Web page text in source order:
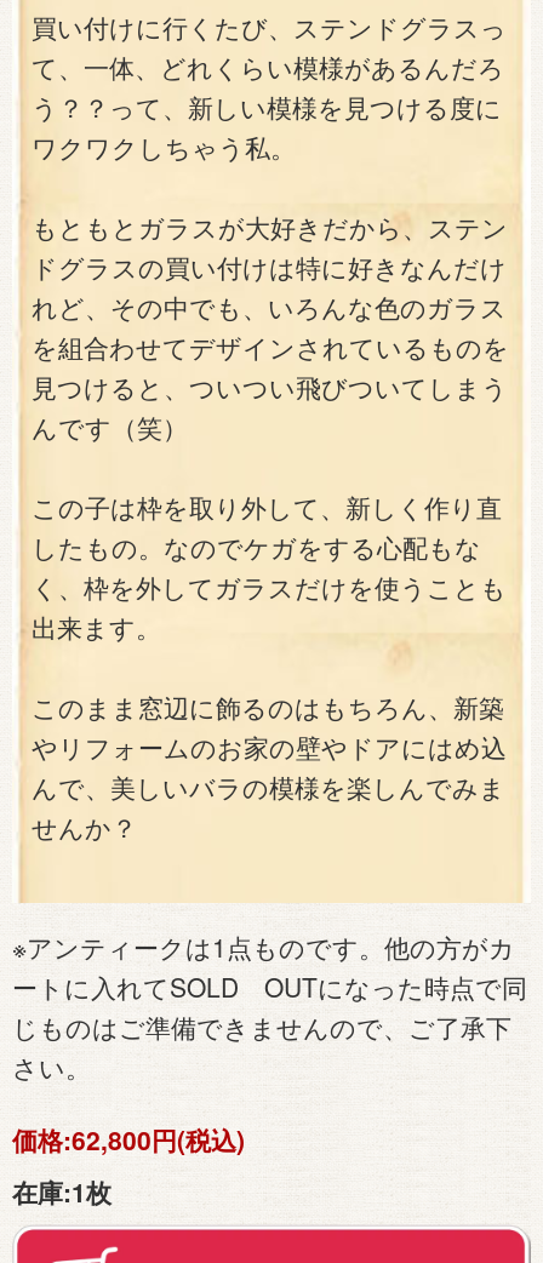
買い付けに行くたび、ステンドグラスっ
て、一体、どれくらい模様があるんだろ
う？？って、新しい模様を見つける度に
ワクワクしちゃう私。
もともとガラスが大好きだから、ステン
ドグラスの買い付けは特に好きなんだけ
れど、その中でも、いろんな色のガラス
を組合わせてデザインされているものを
見つけると、ついつい飛びついてしまう
んです（笑）
この子は枠を取り外して、新しく作り直
したもの。なのでケガをする心配もな
く、枠を外してガラスだけを使うことも
出来ます。
このまま窓辺に飾るのはもちろん、新築
やリフォームのお家の壁やドアにはめ込
んで、美しいバラの模様を楽しんでみま
せんか？
※アンティークは1点ものです。他の方がカ
ートに入れてSOLD OUTになった時点で同
じものはご準備できませんので、ご了承下
さい。
価格:62,800円(税込)
在庫:1枚